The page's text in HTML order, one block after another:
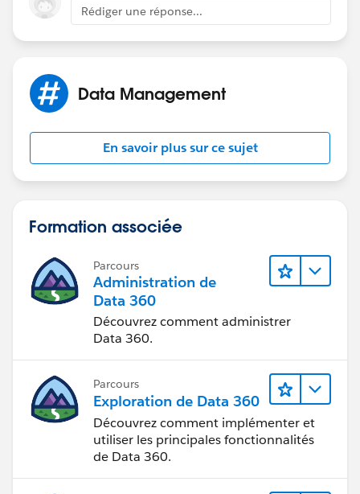
Rédiger une réponse...
Data Management
En savoir plus sur ce sujet
Formation associée
Parcours
Administration de
Data 360
Découvrez comment administrer
Data 360.
Parcours
Exploration de Data 360
Découvrez comment implémenter et
utiliser les principales fonctionnalités
de Data 360.